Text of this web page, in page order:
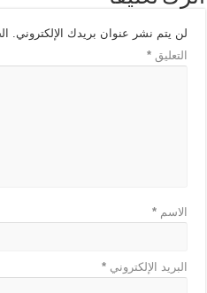
لن يتم نشر عنوان بريدك الإلكتروني.
التعليق*
الاسم*
البريد الإلكتروني*